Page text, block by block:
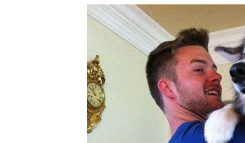
Znajdź najlepszą artykuł na Facebooku